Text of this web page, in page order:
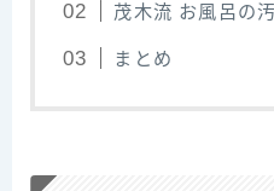
茂木流 お風呂の
まとめ